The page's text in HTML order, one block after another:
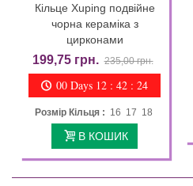
Кільце Xuping подвійне
чорна кераміка з
цирконами
199,75 грн. 235,00 грн.
00 Days 12 : 42 : 23
Розмір Кільця : 16 17 18
В КОШИК